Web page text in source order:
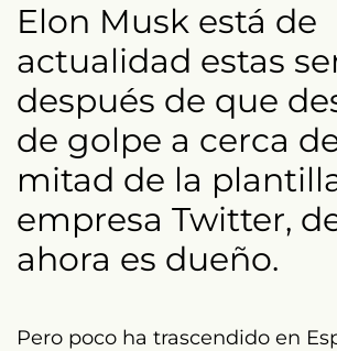
Elon Musk está de
actualidad estas
después de que
de golpe a cerca
mitad de la
empresa Twitter,
ahora es dueño.
Pero poco ha trascendido en